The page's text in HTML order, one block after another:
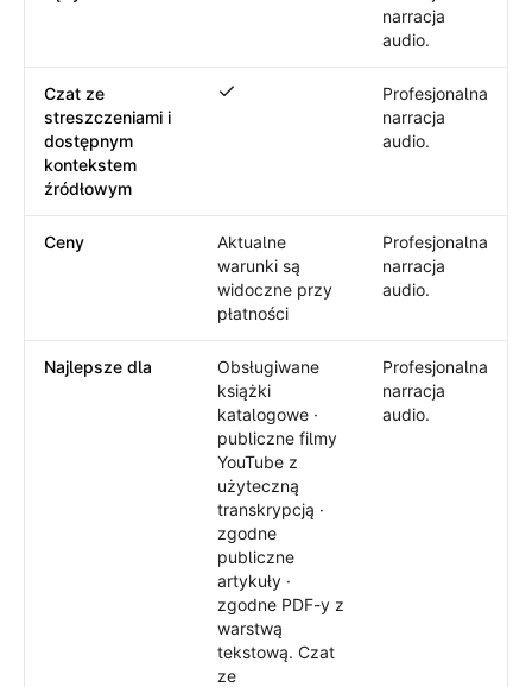
narracja
audio.
Czat ze
streszczeniami i
dostępnym
kontekstem
źródłowym
Czat ze streszczeniami i dostępnym
Profesjonalna
narracja
audio.
Ceny
Aktualne
warunki są
widoczne przy
płatności
Profesjonalna
narracja
audio.
Najlepsze dla
Obsługiwane
książki
katalogowe ·
publiczne filmy
YouTube z
użyteczną
transkrypcją ·
zgodne
publiczne
artykuły ·
zgodne PDF-y z
warstwą
tekstową. Czat
ze
Profesjonalna
narracja
audio.